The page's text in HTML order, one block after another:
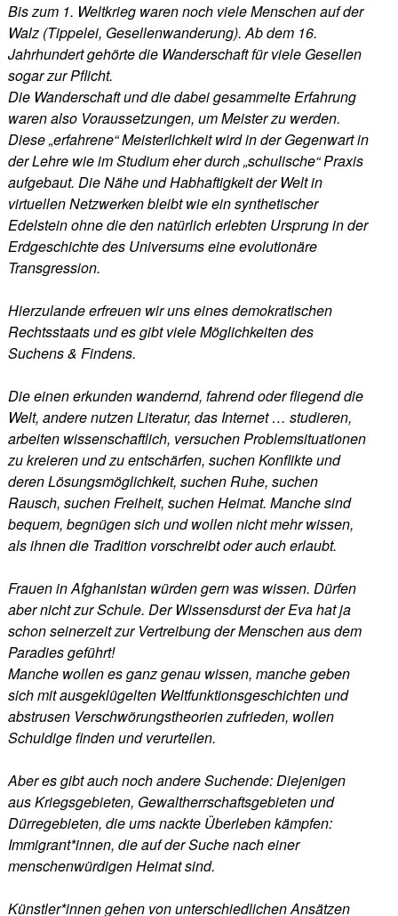
Bis zum 1. Weltkrieg waren noch viele Menschen auf der
Walz (Tippelei, Gesellenwanderung). Ab dem 16.
Jahrhundert gehörte die Wanderschaft für viele Gesellen
sogar zur Pflicht.
Die Wanderschaft und die dabei gesammelte Erfahrung
waren also Voraussetzungen, um Meister zu werden.
Diese „erfahrene“ Meisterlichkeit wird in der Gegenwart in
der Lehre wie im Studium eher durch „schulische“ Praxis
aufgebaut. Die Nähe und Habhaftigkeit der Welt in
virtuellen Netzwerken bleibt wie ein synthetischer
Edelstein ohne die den natürlich erlebten Ursprung in der
Erdgeschichte des Universums eine evolutionäre
Transgression.
Hierzulande erfreuen wir uns eines demokratischen
Rechtsstaats und es gibt viele Möglichkeiten des
Suchens & Findens.
Die einen erkunden wandernd, fahrend oder fliegend die
Welt, andere nutzen Literatur, das Internet … studieren,
arbeiten wissenschaftlich, versuchen Problemsituationen
zu kreieren und zu entschärfen, suchen Konflikte und
deren Lösungsmöglichkeit, suchen Ruhe, suchen
Rausch, suchen Freiheit, suchen Heimat. Manche sind
bequem, begnügen sich und wollen nicht mehr wissen,
als ihnen die Tradition vorschreibt oder auch erlaubt.
Frauen in Afghanistan würden gern was wissen. Dürfen
aber nicht zur Schule. Der Wissensdurst der Eva hat ja
schon seinerzeit zur Vertreibung der Menschen aus dem
Paradies geführt!
Manche wollen es ganz genau wissen, manche geben
sich mit ausgeklügelten Weltfunktionsgeschichten und
abstrusen Verschwörungstheorien zufrieden, wollen
Schuldige finden und verurteilen.
Aber es gibt auch noch andere Suchende: Diejenigen
aus Kriegsgebieten, Gewaltherrschaftsgebieten und
Dürregebieten, die ums nackte Überleben kämpfen:
Immigrant*innen, die auf der Suche nach einer
menschenwürdigen Heimat sind.
Künstler*innen gehen von unterschiedlichen Ansätzen